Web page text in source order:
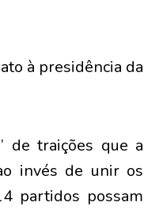
à presidência da
de traições que a
invés de unir os
partidos possam